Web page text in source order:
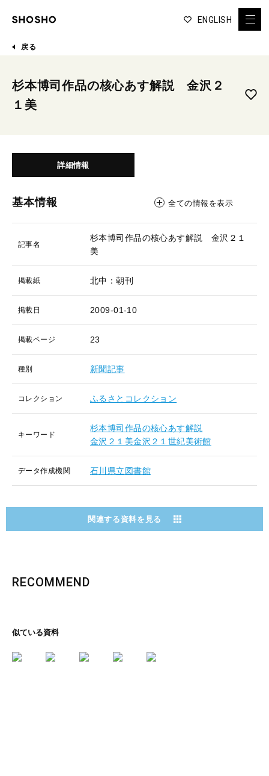
ENGLISH
戻る
杉本博司作品の核心あす解説 金沢２
１美
詳細情報
基本情報 全ての情報を表示
記事名
杉本博司作品の核心あす解説 金沢２１
美
掲載紙 北中：朝刊
掲載日 2009-01-10
掲載ページ 23
種別 新聞記事
コレクション ふるさとコレクション
キーワード
杉本博司作品の核心あす解説
金沢２１美金沢２１世紀美術館
データ作成機関 石川県立図書館
関連する資料を見る
RECOMMEND
似ている資料